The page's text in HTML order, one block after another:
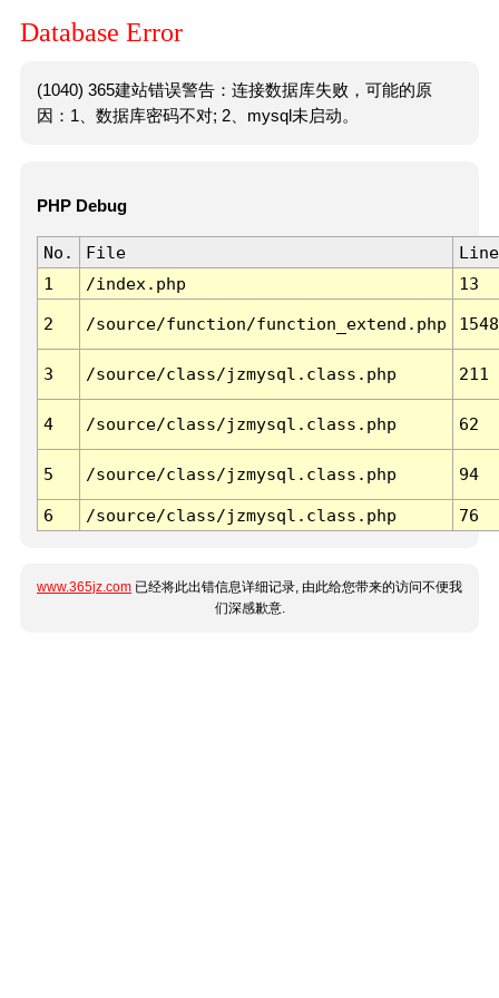
Database Error
(1040) 365建站错误警告：连接数据库失败，可能的原
因：1、数据库密码不对; 2、mysql未启动。
PHP Debug
No. File
Line
1
/index.php 13
2 /source/function/function_extend.php 1548
3 /source/class/jzmysql.class.php 211
4 /source/class/jzmysql.class.php 62
5 /source/class/jzmysql.class.php 94
6 /source/class/jzmysql.class.php 76
www.365jz.com 已经将此出错信息详细记录, 由此给您带来的访问不便我
们深感歉意.